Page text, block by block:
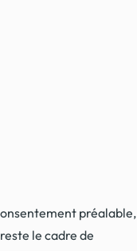
préalable,
le cadre de